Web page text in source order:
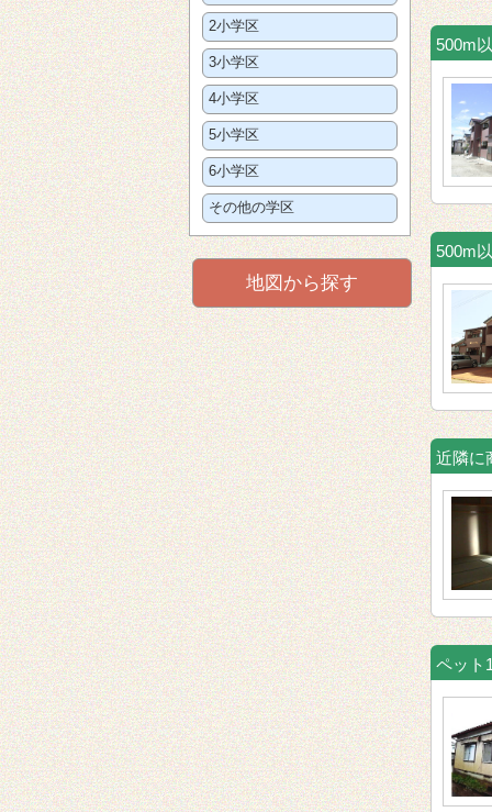
500m
500m
近隣に
ペット
2小学区
3小学区
4小学区
5小学区
6小学区
その他の学区
地図から探す